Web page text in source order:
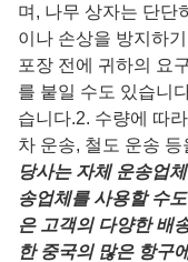
며, 나무 상자는 단단
이나 손상을 방지하
포장 전에 귀하의 요
를 붙일 수도 있습니
습니다.2. 수량에 따
차 운송, 철도 운송
당사는 자체 운송업
송업체를 사용할 수
은 고객의 다양한 배
한 중국의 많은 항구